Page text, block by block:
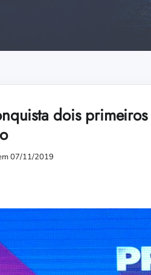
dois
07/11/2019